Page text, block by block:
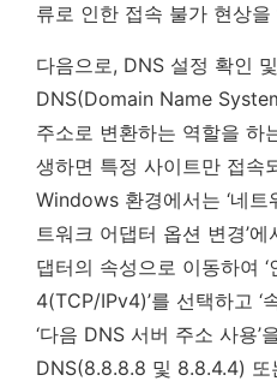
류로 인한 접속 불가 현상
다음으로, DNS 설정 확인
DNS(Domain Name
주소로 변환하는 역할을 하
생하면 특정 사이트만 접속
Windows 환경에서는 ‘네
트워크 어댑터 옵션 변경’
댑터의 속성으로 이동하여
4(TCP/IPv4)’를 선택하고 ‘
‘다음 DNS 서버 주소 사용’
DNS(8.8.8.8 및 8.8.4.4) 또